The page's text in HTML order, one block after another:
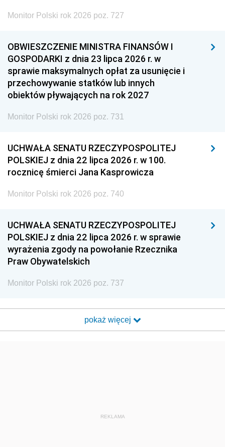
Monitor Polski rok 2026 poz. 727
OBWIESZCZENIE MINISTRA FINANSÓW I
GOSPODARKI z dnia 23 lipca 2026 r. w
sprawie maksymalnych opłat za usunięcie i
przechowywanie statków lub innych
obiektów pływających na rok 2027
Monitor Polski rok 2026 poz. 731
UCHWAŁA SENATU RZECZYPOSPOLITEJ
POLSKIEJ z dnia 22 lipca 2026 r. w 100.
rocznicę śmierci Jana Kasprowicza
Monitor Polski rok 2026 poz. 740
UCHWAŁA SENATU RZECZYPOSPOLITEJ
POLSKIEJ z dnia 22 lipca 2026 r. w sprawie
wyrażenia zgody na powołanie Rzecznika
Praw Obywatelskich
Monitor Polski rok 2026 poz. 737
pokaż więcej
REKLAMA